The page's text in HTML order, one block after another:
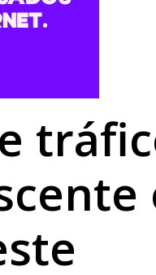
Goio, que começa